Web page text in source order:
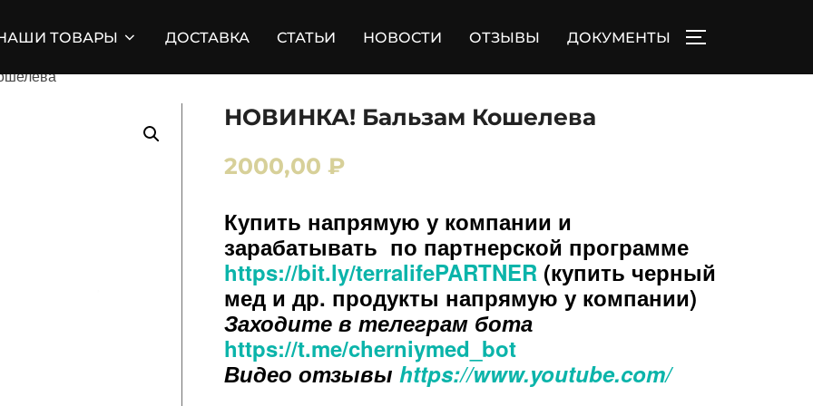
ТОВАРЫ ДОСТАВКА СТАТЬИ НОВОСТИ ОТЗЫВЫ ДОКУМЕНТЫ
НОВИНКА! Бальзам Кошелева
2000,00 ₽
Купить напрямую у компании и
зарабатывать по партнерской программе
https://bit.ly/terralifePARTNER (купить черный
мед и др. продукты напрямую у компании)
Заходите в телеграм бота
https://t.me/cherniymed_bot
Видео отзывы https://www.youtube.com/